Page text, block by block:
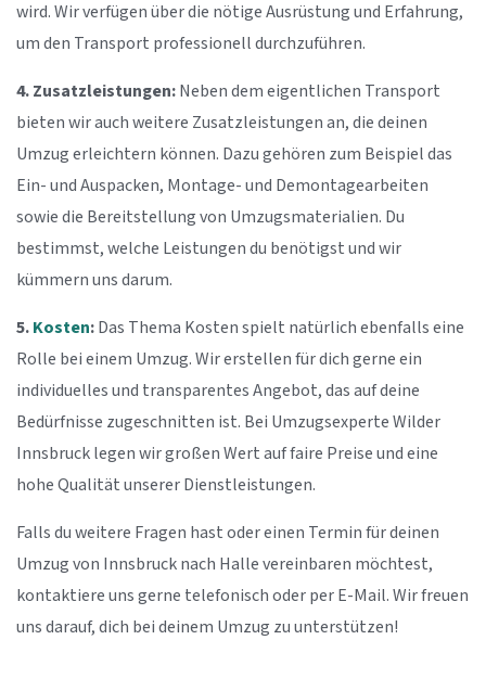
wird. Wir verfügen über die nötige Ausrüstung und Erfahrung,
um den Transport professionell durchzuführen.
4. Zusatzleistungen:Neben dem eigentlichen Transport
bieten wir auch weitere Zusatzleistungen an, die deinen
Umzug erleichtern können. Dazu gehören zum Beispiel das
Ein- und Auspacken, Montage- und Demontagearbeiten
sowie die Bereitstellung von Umzugsmaterialien. Du
bestimmst, welche Leistungen du benötigst und wir
kümmern uns darum.
5.Kosten:Das Thema Kosten spielt natürlich ebenfalls eine
Rolle bei einem Umzug. Wir erstellen für dich gerne ein
individuelles und transparentes Angebot, das auf deine
Bedürfnisse zugeschnitten ist. Bei Umzugsexperte Wilder
Innsbruck legen wir großen Wert auf faire Preise und eine
hohe Qualität unserer Dienstleistungen.
Falls du weitere Fragen hast oder einen Termin für deinen
Umzug von Innsbruck nach Halle vereinbaren möchtest,
kontaktiere uns gerne telefonisch oder per E-Mail. Wir freuen
uns darauf, dich bei deinem Umzug zu unterstützen!